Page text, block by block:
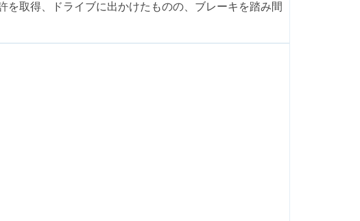
を取得、ドライブに出かけたものの、ブレーキを踏み間